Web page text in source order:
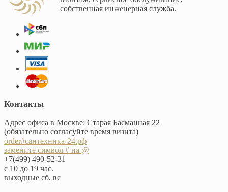
собственная инженерная служба.
Контакты
Адрес офиса в Москве: Старая Басманная 22
(обязательно согласуйте время визита)
order#сантехника-24.рф
замените символ # на @
+7(499) 490-52-31
с 10 до 19 час.
выходные сб, вс